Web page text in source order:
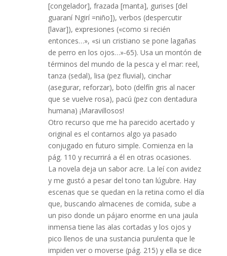
[congelador], frazada [manta], gurises [del
guaraní Ngirí =niño]), verbos (despercutir
[lavar]), expresiones («como si recién
entonces…», «si un cristiano se pone lagañas
de perro en los ojos…»-65). Usa un montón de
términos del mundo de la pesca y el mar: reel,
tanza (sedal), lisa (pez fluvial), cinchar
(asegurar, reforzar), boto (delfín gris al nacer
que se vuelve rosa), pacú (pez con dentadura
humana) ¡Maravillosos!
Otro recurso que me ha parecido acertado y
original es el contarnos algo ya pasado
conjugado en futuro simple. Comienza en la
pág. 110 y recurrirá a él en otras ocasiones.
La novela deja un sabor acre. La leí con avidez
y me gustó a pesar del tono tan lúgubre. Hay
escenas que se quedan en la retina como el día
que, buscando almacenes de comida, sube a
un piso donde un pájaro enorme en una jaula
inmensa tiene las alas cortadas y los ojos y
pico llenos de una sustancia purulenta que le
impiden ver o moverse (pág. 215) y ella se dice